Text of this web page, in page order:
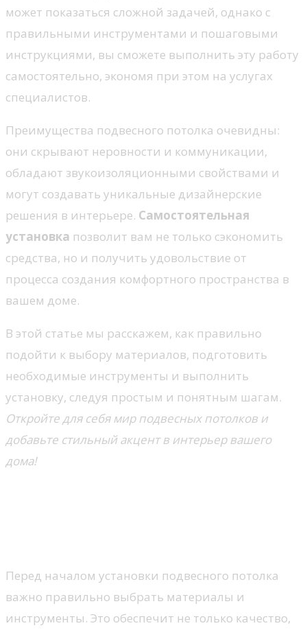
может показаться сложной задачей, однако с
правильными инструментами и пошаговыми
инструкциями, вы сможете выполнить эту работу
самостоятельно, экономя при этом на услугах
специалистов.
Преимущества подвесного потолка очевидны:
они скрывают неровности и коммуникации,
обладают звукоизоляционными свойствами и
могут создавать уникальные дизайнерские
решения в интерьере. Самостоятельная
установка позволит вам не только сэкономить
средства, но и получить удовольствие от
процесса создания комфортного пространства в
вашем доме.
В этой статье мы расскажем, как правильно
подойти к выбору материалов, подготовить
необходимые инструменты и выполнить
установку, следуя простым и понятным шагам.
Откройте для себя мир подвесных потолков и
добавьте стильный акцент в интерьер вашего
дома!
Перед началом установки подвесного потолка
важно правильно выбрать материалы и
инструменты. Это обеспечит не только качество,